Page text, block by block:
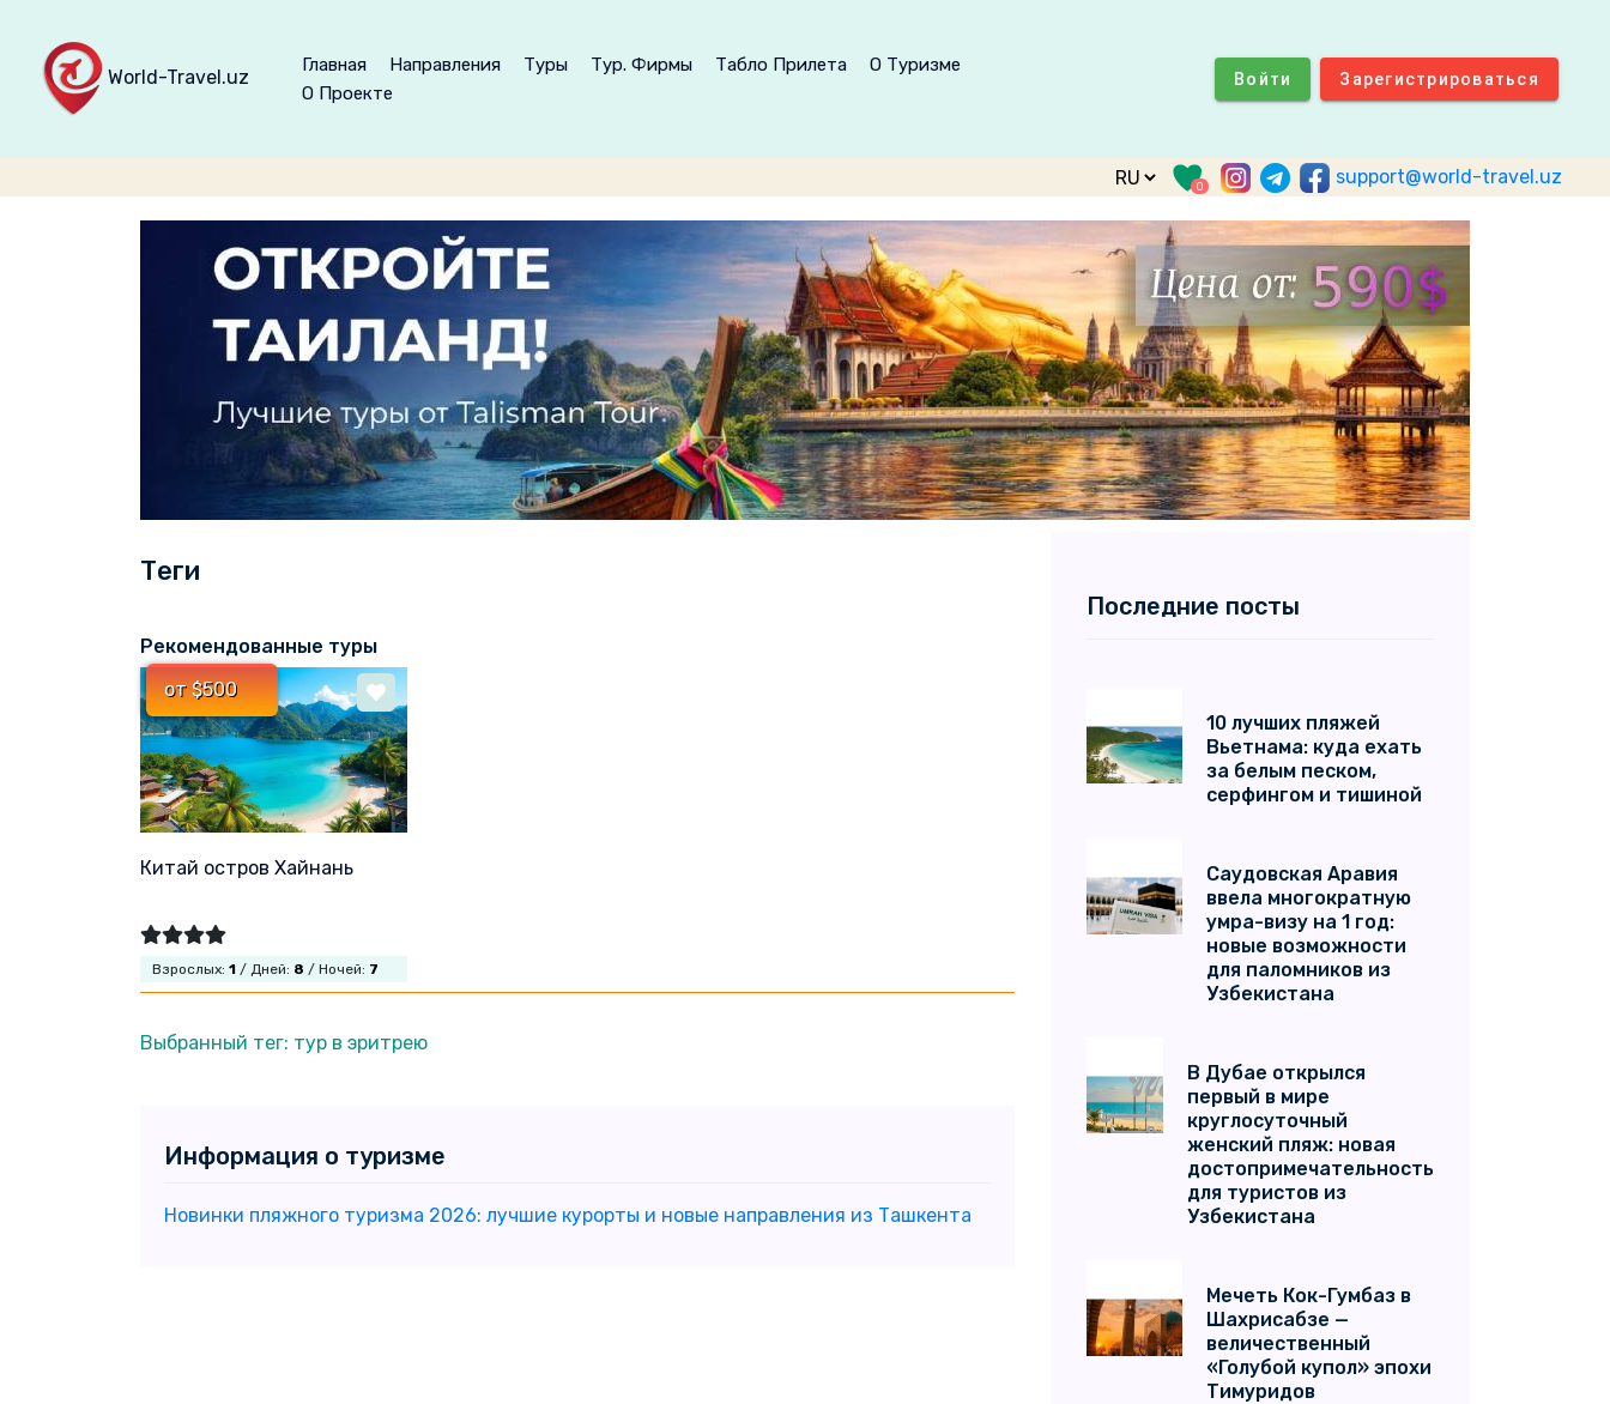
World-Travel.uz
Главная Направления Туры Тур. Фирмы Табло Прилета
О Туризме
О Проекте
Войти Зарегистрироваться
0 support@world-travel.uz
Теги
Рекомендованные туры
от $500
Китай остров Хайнань
Взрослых: 1 / Дней: 8 / Ночей: 7
Выбранный тег: тур в эритрею
Информация о туризме
Новинки пляжного туризма 2026: лучшие курорты и новые направления из Ташкента
Последние посты
10 лучших пляжей
Вьетнама: куда ехать
за белым песком,
серфингом и тишиной
Саудовская Аравия
ввела многократную
умра-визу на 1 год:
новые возможности
для паломников из
Узбекистана
В Дубае открылся
первый в мире
круглосуточный
женский пляж: новая
достопримечательность
для туристов из
Узбекистана
Мечеть Кок-Гумбаз в
Шахрисабзе —
величественный
«Голубой купол» эпохи
Тимуридов